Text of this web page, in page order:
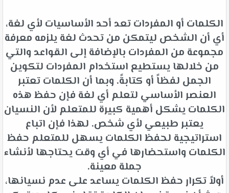
الكلمات أو المفردات تعد أحد الأساسيات لأي لغة،
أي أن الشخص ليتمكن من تحدث لغة يلزمه معرفة
مجموعة من المفردات بالإضافة إلى القواعد والتي
من خلالها يستطيع استخدام المفردات لتكوين
الجمل لفظاً أو كتابةً. وبما أن الكلمات تعتبر
العنصر الأساسي لتعلم أي لغة فإن حفظ هذه
الكلمات يشكل أهمية كبيرة للمتعلم لأن النسيان
يعتبر طبيعي لأي شخص. لهذا فإن اتباع
استراتيجية لحفظ الكلمات يسهل للمتعلم حفظ
الكلمات واستحضارها في أي وقت يحتاجها لأنشاء
جملة معينة.
أولاً تكرار حفظ الكلمات يساعد على عدم نسيانها،